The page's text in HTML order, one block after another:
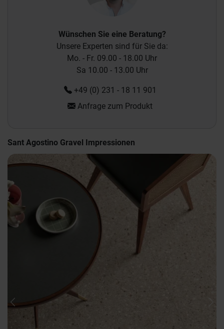
Wünschen Sie eine Beratung?
Unsere Experten sind für Sie da:
Mo. - Fr. 09.00 - 18.00 Uhr
Sa 10.00 - 13.00 Uhr
+49 (0) 231 - 18 11 901
Anfrage zum Produkt
Sant Agostino Gravel Impressionen
Previous